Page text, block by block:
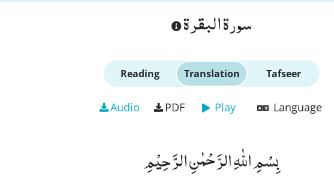
سورة البقرة
Reading Translation Tafseer
Audio PDF Play Language
بِسْمِ اللّٰهِ الرَّحْمٰنِ الرَّحِیْمِ